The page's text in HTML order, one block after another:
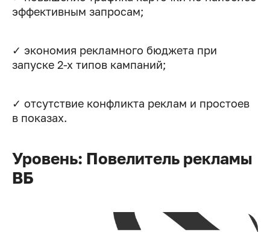
эффективным запросам;
✓ экономия рекламного бюджета при
запуске 2-х типов кампаний;
✓ отсутствие конфликта реклам и простоев
в показах.
Уровень: Повелитель рекламы
ВБ